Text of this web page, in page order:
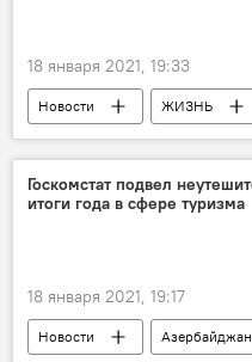
18 января 2021, 19:33
Новости ЖИЗНЬ
Карабах
Шехиды
квартиры
Госкомстат подвел
итоги года в сфере туризма
18 января 2021, 19:17
Новости Азербайджан